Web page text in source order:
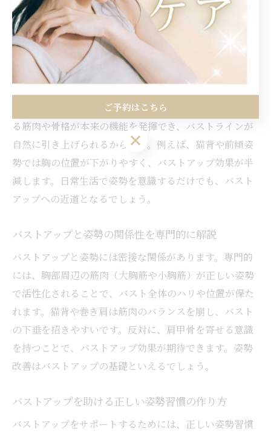
きな鍵に
バストアップには姿勢改善が効果的な理由
法です。理由は、正しい姿勢を保つことでバストを支え
る筋肉や骨格が本来の機能を発揮でき、バストラインが
自然に引き上げられるからです。例えば、猫背や前傾姿
勢では胸の位置が下がりやすく、バストアップ効果が半
減します。日常生活で姿勢を意識するだけでも、バスト
アップへの近道となるでしょう。
バストアップと姿勢の関係性を専門的に解説
バストアップと姿勢には密接な関係があります。専門的
には、胸部周辺の筋肉（大胸筋や小胸筋）が正しい姿勢
で活性化されることで、バスト全体のハリや位置が保た
れます。猫背や巻き肩は筋肉のバランスを崩し、バスト
の下垂を招きやすいです。反対に、肩甲骨を寄せる意識
を持つことで、バストアップ効果が期待できます。姿勢
改善はバストアップの基礎といえるでしょう。
バストアップを助ける正しい姿勢習慣の作り方
バストアップをサポートするためには、正しい姿勢習慣
ご予約はこちら
ご予約はこちら